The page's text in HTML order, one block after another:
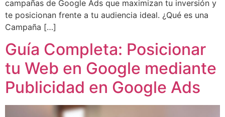
campañas de Google Ads que maximizan tu inversión y
te posicionan frente a tu audiencia ideal. ¿Qué es una
Campaña […]
Guía Completa: Posicionar
tu Web en Google mediante
Publicidad en Google Ads